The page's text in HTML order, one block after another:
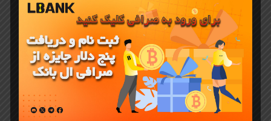
چیست و
چگونه ارز پای
را استکینگ
کنید